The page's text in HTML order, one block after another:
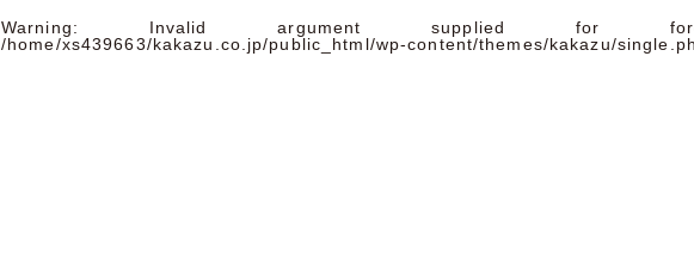
Warning: Invalid argument supplied for
/home/xs439663/kakazu.co.jp/public_html/wp-content/themes/kakazu/